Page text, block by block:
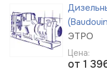
ЭТРО
Цена:
от 1